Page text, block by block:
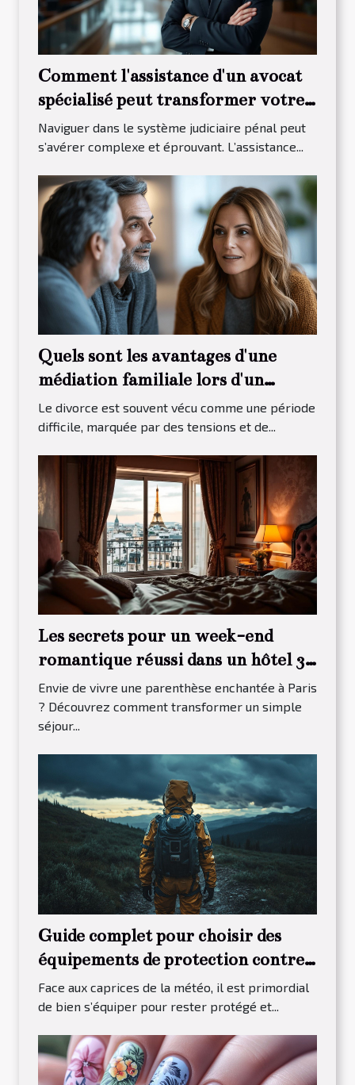
Comment l'assistance d'un avocat
spécialisé peut transformer votre
procès pénal ?
Naviguer dans le système judiciaire pénal peut
s’avérer complexe et éprouvant. L’assistance...
Quels sont les avantages d'une
médiation familiale lors d'un
divorce ?
Le divorce est souvent vécu comme une période
difficile, marquée par des tensions et de...
Les secrets pour un week-end
romantique réussi dans un hôtel 3
étoiles à Paris 13
Envie de vivre une parenthèse enchantée à Paris
? Découvrez comment transformer un simple
séjour...
Guide complet pour choisir des
équipements de protection contre
les intempéries
Face aux caprices de la météo, il est primordial
de bien s’équiper pour rester protégé et...